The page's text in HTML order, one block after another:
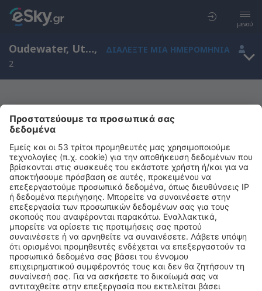
μενού
Oudewater, Utrecht, Ολλανδία,
ΔΙΑΛΈΞΤΕ ΜΙΑ ΗΜΕΡΟΜΗΝΊΑ
2
Μας συγχωρείτε, δεν υπάρχουν
αποτελέσματα για την αναζήτησή σας
Προσπαθήστε να κάνετε αναζήτηση με διαφορετικά κριτήρια
Copyright © eSky.gr. Με την επιφύλαξη παντός νομίμου δικαιώματος.